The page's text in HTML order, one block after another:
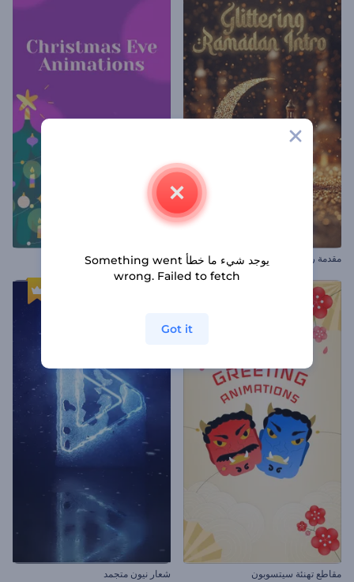
مقدمة رمضانية متألقة مقاطع ليلة الكريسماس
مقاطع تهنئة سيتسوبون شعار نيون متجمد
يوجد شيء ما خطأ Something went
wrong. Failed to fetch
Got it